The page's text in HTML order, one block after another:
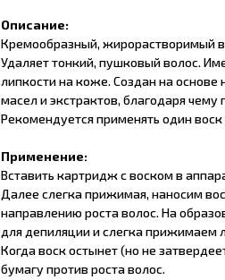
Описание:
Кремообразный, жирорастворимый
Удаляет тонкий, пушковый волос.
липкости на коже. Создан на
масел и экстрактов, благодаря
Рекомендуется применять один
Применение:
Вставить картридж с воском в
Далее слегка прижимая, наносим
направлению роста волос. На
для депиляции и слегка прижимаем
Когда воск остынет (но не
бумагу против роста волос.